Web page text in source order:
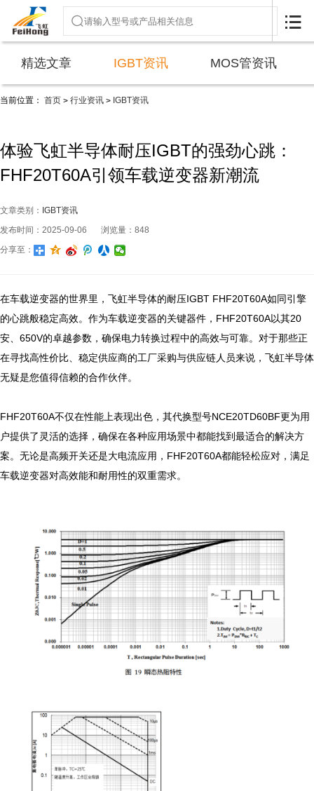

精选文章 IGBT资讯 MOS管资讯
当前位置： 首页 > 行业资讯 > IGBT资讯
体验飞虹半导体耐压IGBT的强劲心跳：
FHF20T60A引领车载逆变器新潮流
文章类别： IGBT资讯
发布时间：2025-09-06
浏览量：848
分享至：
在车载逆变器的世界里，飞虹半导体的耐压IGBT FHF20T60A如同引擎
的心跳般稳定高效。作为车载逆变器的关键器件，FHF20T60A以其20
安、650V的卓越参数，确保电力转换过程中的高效与可靠。对于那些正
在寻找高性价比、稳定供应商的工厂采购与供应链人员来说，飞虹半导体
无疑是您值得信赖的合作伙伴。
FHF20T60A不仅在性能上表现出色，其代换型号NCE20TD60BF更为用
户提供了灵活的选择，确保在各种应用场景中都能找到最适合的解决方
案。无论是高频开关还是大电流应用，FHF20T60A都能轻松应对，满足
车载逆变器对高效能和耐用性的双重需求。